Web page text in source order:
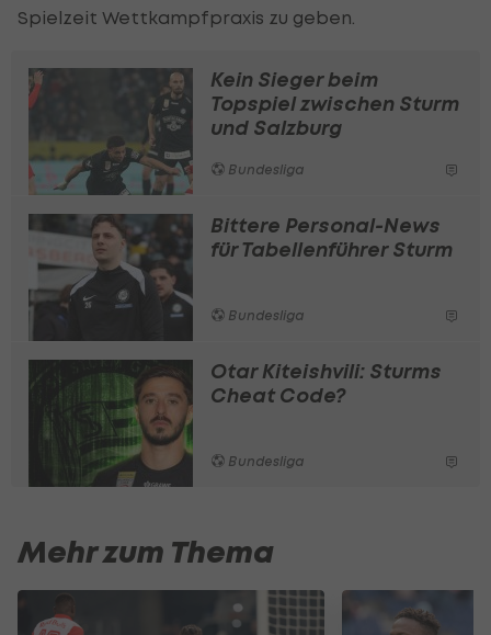
Spielzeit Wettkampfpraxis zu geben.
Kein Sieger beim
Topspiel zwischen Sturm
und Salzburg
Bundesliga
Bittere Personal-News
für Tabellenführer Sturm
Bundesliga
Otar Kiteishvili: Sturms
Cheat Code?
Bundesliga
Mehr zum Thema